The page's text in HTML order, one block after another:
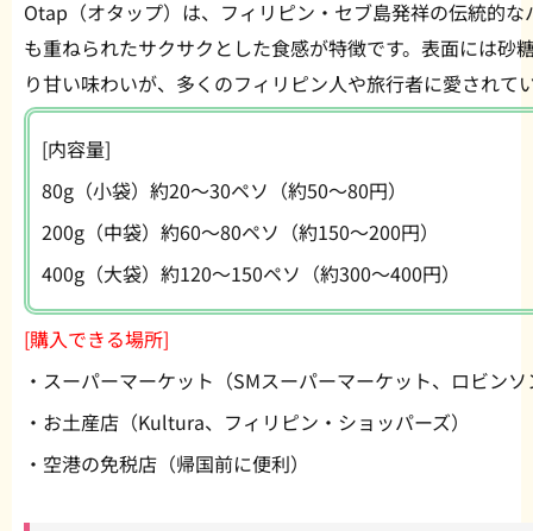
Otap（オタップ）は、フィリピン・セブ島発祥の伝統的
も重ねられたサクサクとした食感が特徴です。表面には砂
り甘い味わいが、多くのフィリピン人や旅行者に愛されて
[内容量]
80g（小袋）約20〜30ペソ（約50〜80円）
200g（中袋）約60〜80ペソ（約150〜200円）
400g（大袋）約120〜150ペソ（約300〜400円）
[購入できる場所]
・スーパーマーケット（SMスーパーマーケット、ロビン
・お土産店（Kultura、フィリピン・ショッパーズ）
・空港の免税店（帰国前に便利）